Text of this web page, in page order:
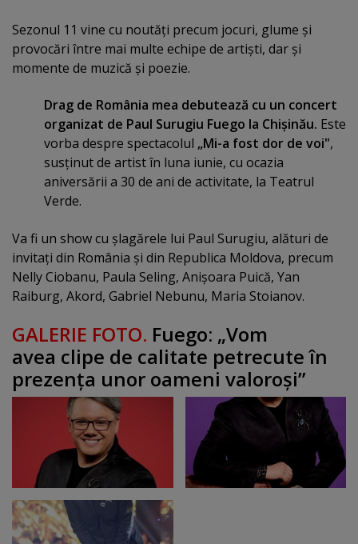
Sezonul 11 vine cu noutăţi precum jocuri, glume şi
provocări între mai multe echipe de artişti, dar şi
momente de muzică şi poezie.
Drag de România mea debutează cu un concert
organizat de Paul Surugiu Fuego la Chişinău. Este
vorba despre spectacolul „Mi-a fost dor de voi",
susţinut de artist în luna iunie, cu ocazia
aniversării a 30 de ani de activitate, la Teatrul
Verde.
Va fi un show cu şlagărele lui Paul Surugiu, alături de
invitaţi din România şi din Republica Moldova, precum
Nelly Ciobanu, Paula Seling, Anişoara Puică, Yan
Raiburg, Akord, Gabriel Nebunu, Maria Stoianov.
GALERIE FOTO. Fuego: „Vom
avea clipe de calitate petrecute în
prezenţa unor oameni valoroşi”